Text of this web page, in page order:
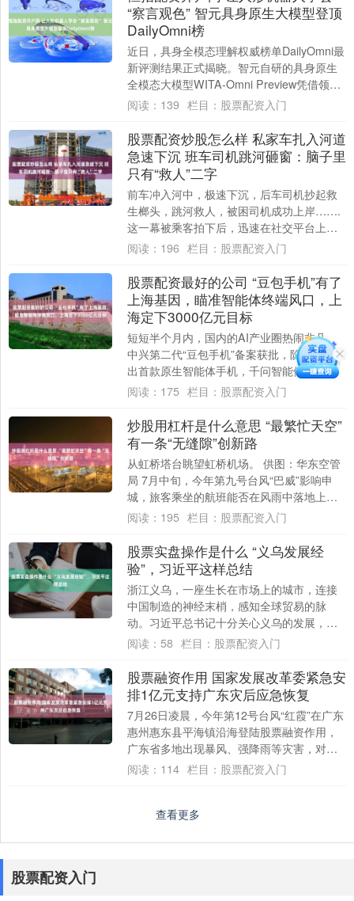
“察言观色” 智元具身原生大模型登顶
DailyOmni榜
近日，具身全模态理解权威榜单DailyOmni最
新评测结果正式揭晓。智元自研的具身原生
全模态大模型WITA-Omni Preview凭借领先
的音视频联合理解与时....
阅读： 139 栏目： 股票配资入门
股票配资炒股怎么样 私家车扎入河道
急速下沉 班车司机跳河砸窗：脑子里
只有“救人”二字
前车冲入河中，极速下沉，后车司机抄起救
生榔头，跳河救人，被困司机成功上岸…….
这一幕被乘客拍下后，迅速在社交平台上引
发网友热议。面对赞誉，救人司机汤景群却
阅读： 196 栏目： 股票配资入门
股票配资最好的公司 “豆包手机”有了
上海基因，瞄准智能体终端风口，上
海定下3000亿元目标
短短半个月内，国内的AI产业圈热闹非凡。
中兴第二代“豆包手机”备案获批，阶跃星辰推
出首款原生智能体手机，千问智能体眼镜首
次亮相…… 今年WAIC（世界人工智能大....
阅读： 175 栏目： 股票配资入门
炒股用杠杆是什么意思 “最繁忙天空”
有一条“无缝隙”创新路
从虹桥塔台眺望虹桥机场。 供图：华东空管
局 7月中旬，今年第九号台风“巴威”影响申
城，旅客乘坐的航班能否在风雨中落地上海
虹桥机场？当旅客因特殊天气到来而担心出
阅读： 195 栏目： 股票配资入门
股票实盘操作是什么 “义乌发展经
验”，习近平这样总结
浙江义乌，一座生长在市场上的城市，连接
中国制造的神经末梢，感知全球贸易的脉
动。习近平总书记十分关心义乌的发展，在
浙江工作期间，多次到义乌调研股票实盘操
阅读： 58 栏目： 股票配资入门
股票融资作用 国家发展改革委紧急安
排1亿元支持广东灾后应急恢复
7月26日凌晨，今年第12号台风“红霞”在广东
惠州惠东县平海镇沿海登陆股票融资作用，
广东省多地出现暴风、强降雨等灾害，对当
地生产生活造成严重影响。当日，国家防
阅读： 114 栏目： 股票配资入门
查看更多
股票配资入门